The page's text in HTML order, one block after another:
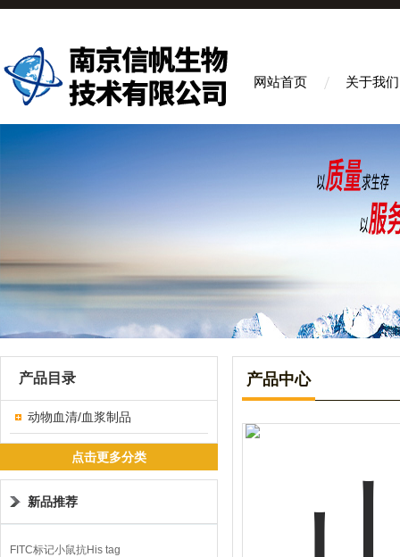
网站首页 关于我们
产品目录
动物血清/血浆制品
点击更多分类
新品推荐
FITC标记小鼠抗His tag
产品中心